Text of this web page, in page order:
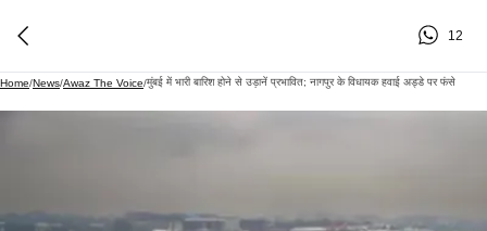
12
Home/News/Awaz The Voice/मुंबई में भारी बारिश होने से उड़ानें प्रभावित; नागपुर के विधायक हवाई अड्डे पर फंसे